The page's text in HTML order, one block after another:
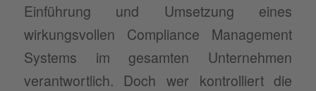
Einführung und Umsetzung eines
wirkungsvollen Compliance Management
Systems im gesamten Unternehmen
verantwortlich. Doch wer kontrolliert die